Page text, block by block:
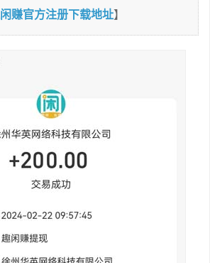
赚官方注册下载地址】